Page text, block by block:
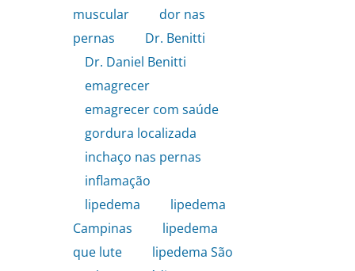
muscular
dor nas
pernas
Dr. Benitti
Dr. Daniel Benitti
emagrecer
emagrecer com saúde
gordura localizada
inchaço nas pernas
inflamação
lipedema
lipedema
Campinas
lipedema
que lute
lipedema São